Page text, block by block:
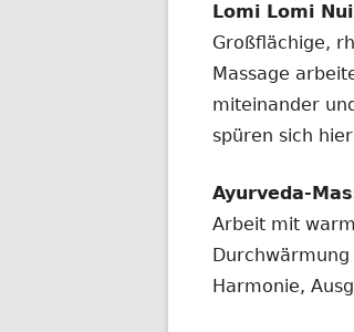
Lomi Lomi Nui
Großflächige,
Massage
miteinander
spüren sich
Ayurveda-
Arbeit mit
Harmonie,